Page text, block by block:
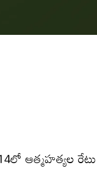
ఆత్మహత్యల రేటు